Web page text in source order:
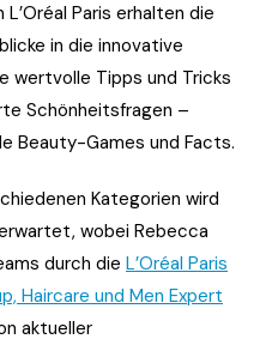
Paris erhalten die
in die innovative
wertvolle Tipps und Tricks
Schönheitsfragen –
Beauty-Games und Facts.
Kategorien wird
wobei Rebecca
durch die L’Oréal Paris
Haircare und Men Expert
aktueller